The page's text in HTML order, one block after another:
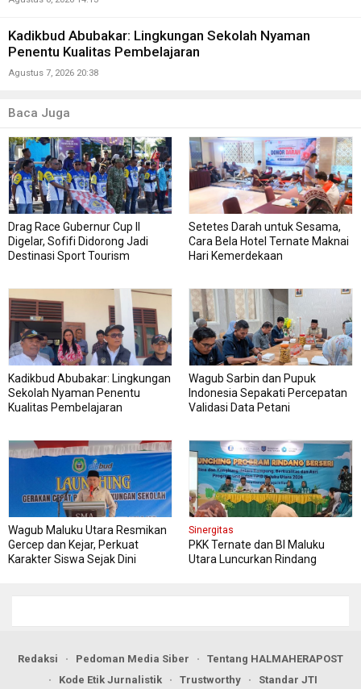
Kadikbud Abubakar: Lingkungan Sekolah Nyaman
Penentu Kualitas Pembelajaran
Agustus 7, 2026 20:38
Baca Juga
Drag Race Gubernur Cup II
Digelar, Sofifi Didorong Jadi
Destinasi Sport Tourism
Setetes Darah untuk Sesama,
Cara Bela Hotel Ternate Maknai
Hari Kemerdekaan
Kadikbud Abubakar: Lingkungan
Sekolah Nyaman Penentu
Kualitas Pembelajaran
Wagub Sarbin dan Pupuk
Indonesia Sepakati Percepatan
Validasi Data Petani
Wagub Maluku Utara Resmikan
Gercep dan Kejar, Perkuat
Karakter Siswa Sejak Dini
Sinergitas
PKK Ternate dan BI Maluku
Utara Luncurkan Rindang
Redaksi Pedoman Media Siber
Tentang HALMAHERAPOST
Kode Etik Jurnalistik
Trustworthy Standar JTI